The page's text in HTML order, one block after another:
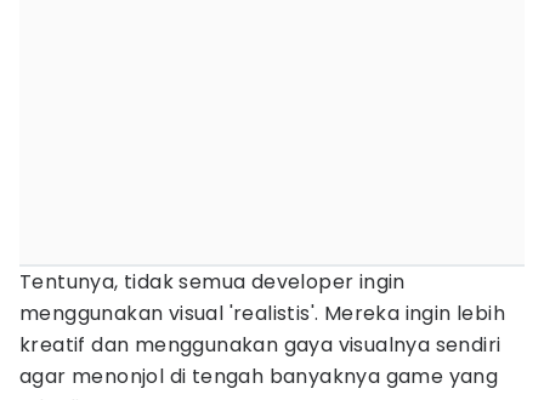
Tentunya, tidak semua developer ingin
menggunakan visual 'realistis'. Mereka ingin lebih
kreatif dan menggunakan gaya visualnya sendiri
agar menonjol di tengah banyaknya game yang